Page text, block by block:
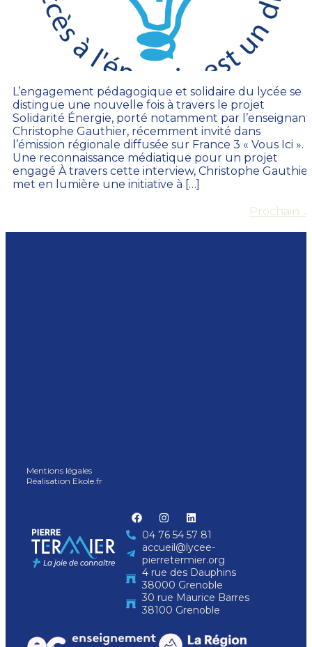
L’engagement pédagogique et solidaire du lycée se
distingue une nouvelle fois à travers le projet
Solidarité Énergie, porté notamment par l’enseignant
Christophe Gauthier, récemment invité dans
l’émission régionale diffusée sur France 3 « Vous Ici ».
Une reconnaissance médiatique pour un projet
engagé À travers cette interview, Christophe Gauthier
met en lumière une initiative à […]
Prochain
Mentions légales
Réalisation Ekole.fr
04 76 54 57 81
accueil@lycee-
pierretermier.org
4 rue des Dauphins
38000 Grenoble
30 rue Maurice Barres
38100 Grenoble